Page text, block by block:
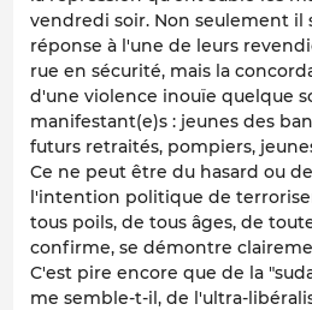
vendredi soir. Non seulement il
réponse à l'une de leurs
rue en sécurité, mais la
d'une violence inouïe quelque
manifestant(e)s : jeunes des
futurs retraités, pompiers,
Ce ne peut être du hasard ou
l'intention politique de
tous poils, de tous âges, de
confirme, se démontre
C'est pire encore que de la
me semble-t-il, de l'ultra-